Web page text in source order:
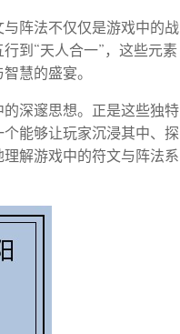
阵法不仅仅是游戏中的战
到“天人合一”，这些元素
慧的盛宴。
深邃思想。正是这些独特
能够让玩家沉浸其中、探
解游戏中的符文与阵法系